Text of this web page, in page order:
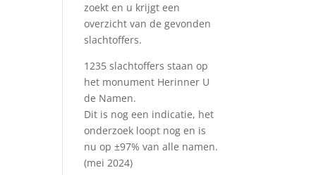
zoekt en u krijgt een
overzicht van de gevonden
slachtoffers.
1235 slachtoffers staan op
het monument Herinner U
de Namen.
Dit is nog een indicatie, het
onderzoek loopt nog en is
nu op ±97% van alle namen.
(mei 2024)